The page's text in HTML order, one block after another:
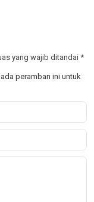
yang wajib ditandai *
peramban ini untuk